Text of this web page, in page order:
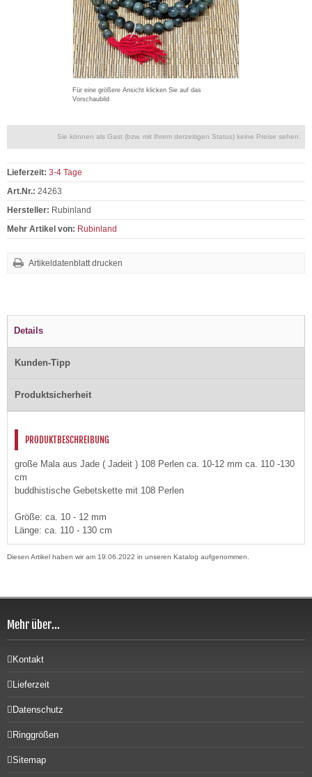
Für eine größere Ansicht klicken Sie auf das
Vorschaubild
Sie können als Gast (bzw. mit Ihrem derzeitigen Status) keine Preise sehen.
Lieferzeit: 3-4 Tage
Art.Nr.: 24263
Hersteller: Rubinland
Mehr Artikel von: Rubinland
Artikeldatenblatt drucken
Details
Kunden-Tipp
Produktsicherheit
PRODUKTBESCHREIBUNG
große Mala aus Jade ( Jadeit ) 108 Perlen ca. 10-12 mm ca. 110 -130
cm
buddhistische Gebetskette mit 108 Perlen
Größe: ca. 10 - 12 mm
Länge: ca. 110 - 130 cm
Diesen Artikel haben wir am 19.06.2022 in unseren Katalog aufgenommen.
Mehr über...
Kontakt
Lieferzeit
Datenschutz
Ringgrößen
Sitemap